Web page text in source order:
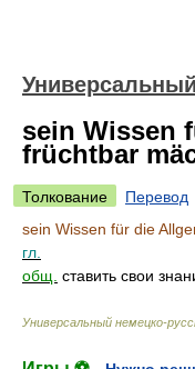
sein Wissen
früchtbar
Толкование
Перевод
sein Wissen für die
гл.
общ. ставить свои
Универсальный немецко-